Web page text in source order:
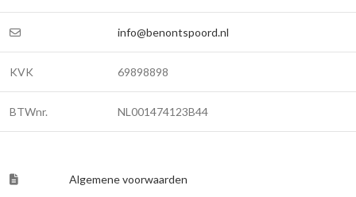
info@benontspoord.nl
KVK 69898898
BTWnr. NL001474123B44
Algemene voorwaarden